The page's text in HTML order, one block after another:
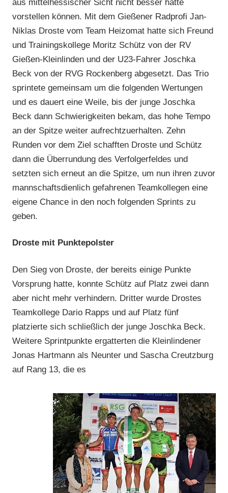
aus mittelhessischer Sicht nicht besser hätte
vorstellen können. Mit dem Gießener Radprofi Jan-
Niklas Droste vom Team Heizomat hatte sich Freund
und Trainingskollege Moritz Schütz von der RV
Gießen-Kleinlinden und der U23-Fahrer Joschka
Beck von der RVG Rockenberg abgesetzt. Das Trio
sprintete gemeinsam um die folgenden Wertungen
und es dauert eine Weile, bis der junge Joschka
Beck dann Schwierigkeiten bekam, das hohe Tempo
an der Spitze weiter aufrechtzuerhalten. Zehn
Runden vor dem Ziel schafften Droste und Schütz
dann die Überrundung des Verfolgerfeldes und
setzten sich erneut an die Spitze, um nun ihren zuvor
mannschaftsdienlich gefahrenen Teamkollegen eine
eigene Chance in den noch folgenden Sprints zu
geben.
Droste mit Punktepolster
Den Sieg von Droste, der bereits einige Punkte
Vorsprung hatte, konnte Schütz auf Platz zwei dann
aber nicht mehr verhindern. Dritter wurde Drostes
Teamkollege Dario Rapps und auf Platz fünf
platzierte sich schließlich der junge Joschka Beck.
Weitere Sprintpunkte ergatterten die Kleinlindener
Jonas Hartmann als Neunter und Sascha Creutzburg
auf Rang 13, die es